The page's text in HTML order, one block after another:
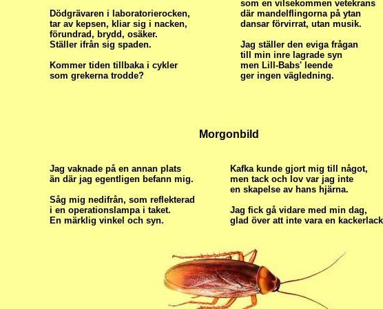
Dödgrävaren i laboratorierocken,
tar av kepsen, kliar sig i nacken,
förundrad, brydd, osäker.
Ställer ifrån sig spaden.
Kommer tiden tillbaka i cykler
som grekerna trodde?
som en vilsekommen vetekrans
där mandelflingorna på ytan
dansar förvirrat, utan musik.
Jag ställer den eviga frågan
till min inre lagrade syn
men Lill-Babs' leende
ger ingen vägledning.
Morgonbild
Jag vaknade på en annan plats
än där jag egentligen befann mig.
Såg mig nedifrån, som reflekterad
i en operationslampa i taket.
En märklig vinkel och syn.
Kafka kunde gjort mig till något,
men tack och lov var jag inte
en skapelse av hans hjärna.
Jag fick gå vidare med min dag,
glad över att inte vara en